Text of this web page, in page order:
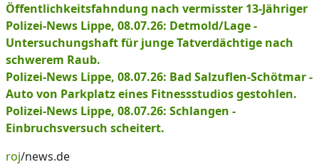
Öffentlichkeitsfahndung nach vermisster 13-Jähriger
Polizei-News Lippe, 08.07.26: Detmold/Lage -
Untersuchungshaft für junge Tatverdächtige nach
schwerem Raub.
Polizei-News Lippe, 08.07.26: Bad Salzuflen-Schötmar -
Auto von Parkplatz eines Fitnessstudios gestohlen.
Polizei-News Lippe, 08.07.26: Schlangen -
Einbruchsversuch scheitert.
roj/news.de